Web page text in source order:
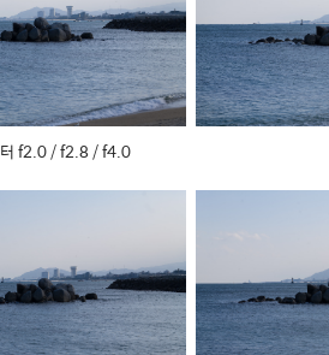
f2.0 / f2.8 / f4.0